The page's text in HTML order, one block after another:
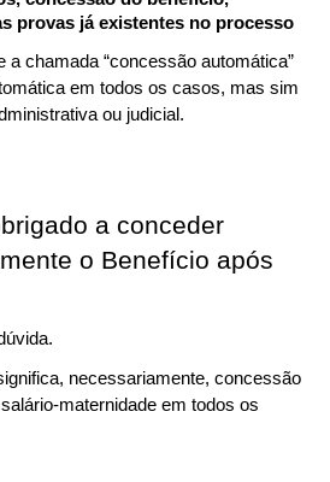
provas já existentes no processo
a chamada “concessão automática”
em todos os casos, mas sim
ou judicial.
a conceder
o Benefício após
necessariamente, concessão
maternidade em todos os